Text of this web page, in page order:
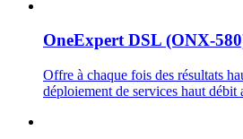
OneExpert DSL (ONX-
Offre à chaque fois des résultats
déploiement de services haut débit